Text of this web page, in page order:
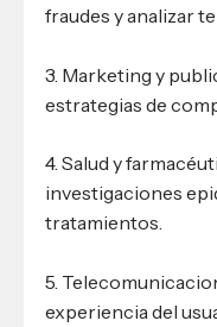
fraudes y analizar
3. Marketing y
estrategias de
4. Salud y
investigaciones
tratamientos.
5.
experiencia del